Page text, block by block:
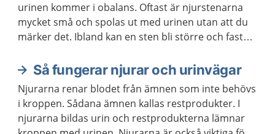
urinen kommer i obalans. Oftast är njurstenarna
mycket små och spolas ut med urinen utan att du
märker det. Ibland kan en sten bli större och fastna
eller i ryggen, så kallat njurstensanfall. Ibland
behövs behandling på sjukhus för att få ut stenen.
Så fungerar njurar och urinvägar
Njurarna renar blodet från ämnen som inte behövs
i kroppen. Sådana ämnen kallas restprodukter. I
njurarna bildas urin och restprodukterna lämnar